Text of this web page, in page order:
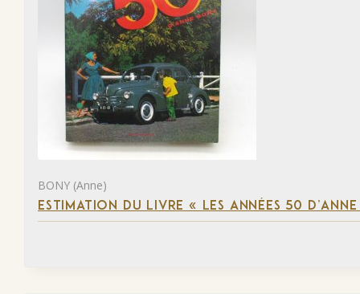
BONY (Anne)
ESTIMATION DU LIVRE « LES ANNÉES 50